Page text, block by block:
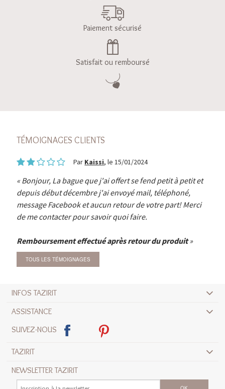
Paiement sécurisé
Satisfait ou remboursé
TÉMOIGNAGES CLIENTS
Par Kaissi, le 15/01/2024
Bonjour, La bague que j'ai offert se fend petit à petit et
depuis début décembre j'ai envoyé mail, téléphoné,
message Facebook et aucun retour de votre part! Merci
de me contacter pour savoir quoi faire.
Remboursement effectué après retour du produit
TOUS LES TÉMOIGNAGES
INFOS TAZIRIT
ASSISTANCE
SUIVEZ-NOUS
TAZIRIT
NEWSLETTER TAZIRIT